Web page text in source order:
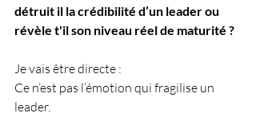
détruit il la crédibilité d’un leader ou
révèle t'il son niveau réel de maturité ?
Je vais être directe :
Ce n’est pas l’émotion qui fragilise un
leader.